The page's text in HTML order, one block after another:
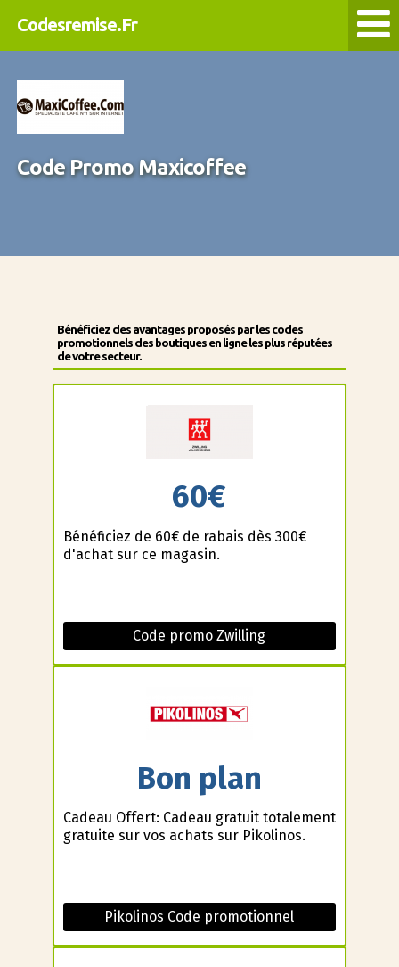
Codesremise.Fr
Code Promo Maxicoffee
Bénéficiez des avantages proposés par les codes
promotionnels des boutiques en ligne les plus réputées
de votre secteur.
60€
Bénéficiez de 60€ de rabais dès 300€
d'achat sur ce magasin.
Code promo Zwilling
Bon plan
Cadeau Offert: Cadeau gratuit totalement
gratuite sur vos achats sur Pikolinos.
Pikolinos Code promotionnel